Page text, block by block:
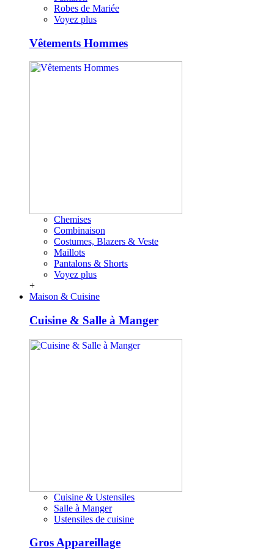
Robes de Mariée
Voyez plus
Vêtements Hommes
Chemises
Combinaison
Costumes, Blazers & Veste
Maillots
Pantalons & Shorts
Voyez plus
+
Maison & Cuisine
Cuisine & Salle à Manger
Cuisine & Ustensiles
Salle à Manger
Ustensiles de cuisine
Gros Appareillage